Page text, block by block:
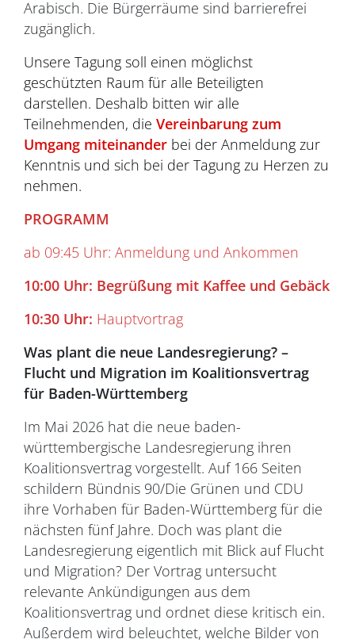
Arabisch. Die Bürgerräume sind barrierefrei
zugänglich.
Unsere Tagung soll einen möglichst
geschützten Raum für alle Beteiligten
darstellen. Deshalb bitten wir alle
Teilnehmenden, die Vereinbarung zum
Umgang miteinander bei der Anmeldung zur
Kenntnis und sich bei der Tagung zu Herzen zu
nehmen.
PROGRAMM
ab 09:45 Uhr: Anmeldung und Ankommen
10:00 Uhr: Begrüßung mit Kaffee und Gebäck
10:30 Uhr: Hauptvortrag
Was plant die neue Landesregierung? –
Flucht und Migration im Koalitionsvertrag
für Baden-Württemberg
Im Mai 2026 hat die neue baden-
württembergische Landesregierung ihren
Koalitionsvertrag vorgestellt. Auf 166 Seiten
schildern Bündnis 90/Die Grünen und CDU
ihre Vorhaben für Baden-Württemberg für die
nächsten fünf Jahre. Doch was plant die
Landesregierung eigentlich mit Blick auf Flucht
und Migration? Der Vortrag untersucht
relevante Ankündigungen aus dem
Koalitionsvertrag und ordnet diese kritisch ein.
Außerdem wird beleuchtet, welche Bilder von